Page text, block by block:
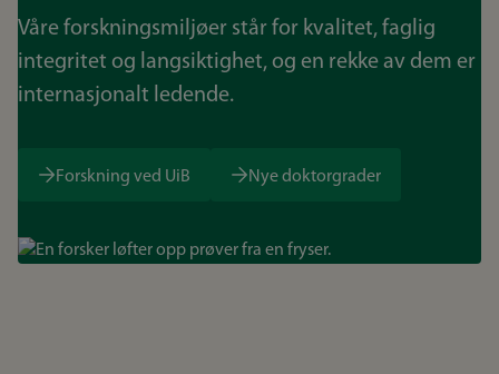
Våre forskningsmiljøer står for kvalitet, faglig
integritet og langsiktighet, og en rekke av dem er
internasjonalt ledende.
Forskning ved UiB Nye doktorgrader
Bilde